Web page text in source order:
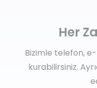
Her
Bizimle telefon,
kurabilirsiniz.